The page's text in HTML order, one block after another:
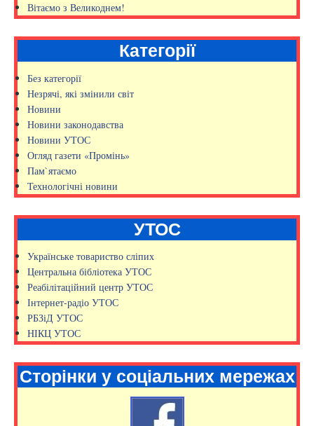
Вітаємо з Великоднем!
Категорії
Без категорії
Незрячі, які змінили світ
Новини
Новини законодавства
Новини УТОС
Огляд газети «Промінь»
Пам`ятаємо
Технологічні новини
УТОС
Українське товариство сліпих
Центральна бібліотека УТОС
Реабілітаційний центр УТОС
Інтернет-радіо УТОС
РБЗіД УТОС
НІКЦ УТОС
Сторінки у соціальних мережах